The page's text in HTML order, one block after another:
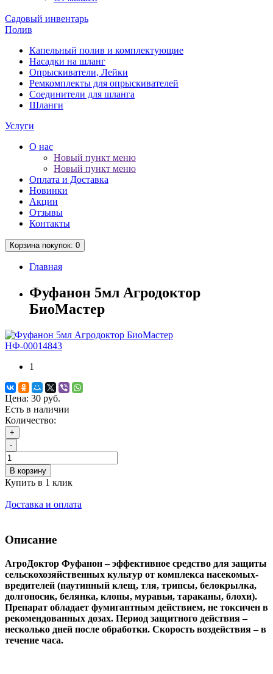
Садовый инвентарь
Полив
Капельный полив и комплектующие
Насадки на шланг
Опрыскиватели, Лейки
Ремкомплекты для опрыскивателей
Соединители для шланга
Шланги
Услуги
О нас
Новый пункт меню
Новый пункт меню
Оплата и Доставка
Новинки
Акции
Отзывы
Контакты
Корзина покупок: 0
Главная
Фуфанон 5мл Агродоктор
БиоМастер
НФ-00014843
1
Цена: 30 руб.
Есть в наличии
Количество:
+
-
В корзину
Купить в 1 клик
Доставка и оплата
Описание
АгроДоктор Фуфанон – эффективное средство для защиты
сельскохозяйственных культур от комплекса насекомых-
вредителей (паутинный клещ, тля, трипсы, белокрылка,
долгоносик, белянка, клопы, муравьи, тараканы, блохи).
Препарат обладает фумигантным действием, не токсичен в
рекомендованных дозах. Период защитного действия –
несколько дней после обработки. Скорость воздействия – в
течение часа.